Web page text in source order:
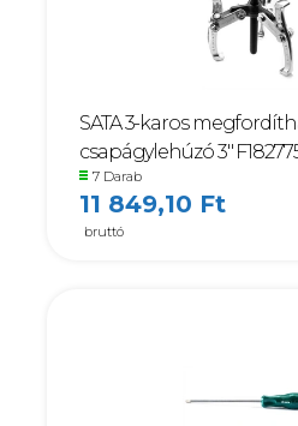
SATA 3-karos
csapágylehúzó 3"
7 Darab
11 849,10 Ft
bruttó